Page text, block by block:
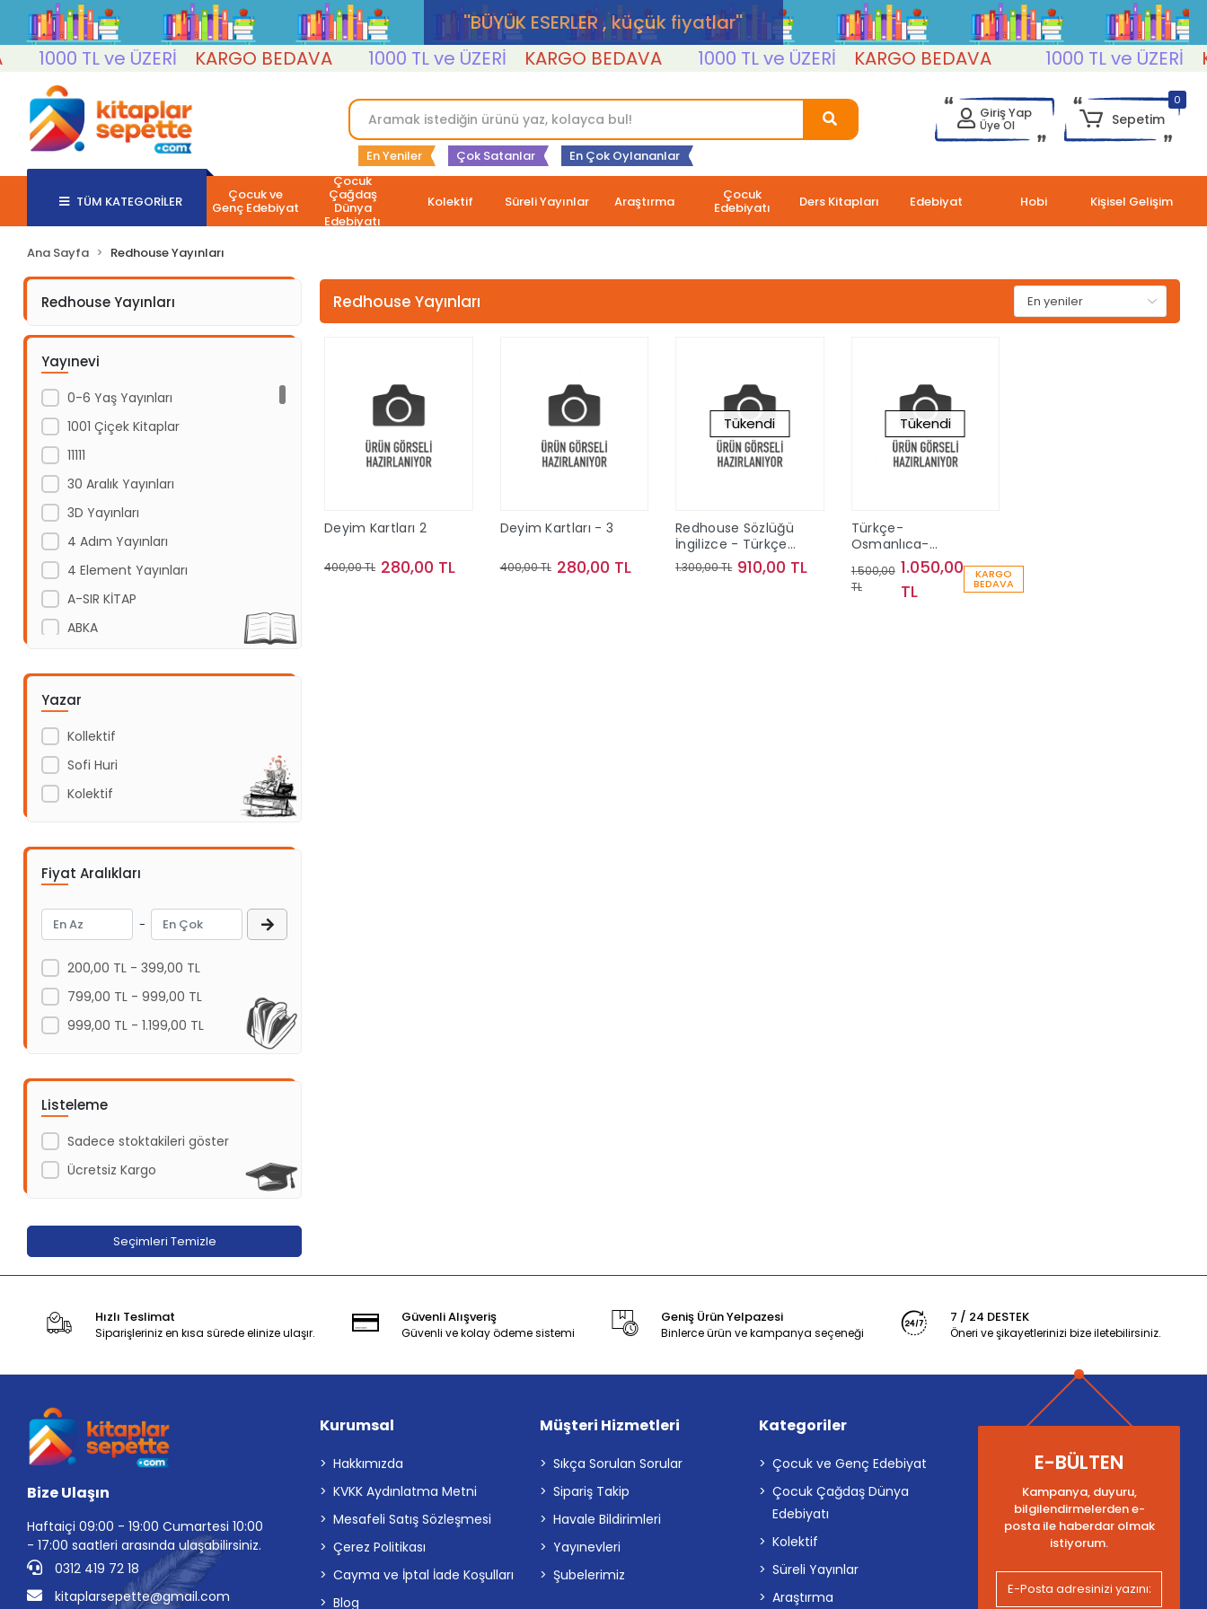
''BÜYÜK ESERLER , küçük fiyatlar''
1000 TL ve ÜZERİ
KARGO BEDAVA 1000 TL ve ÜZERİ KARGO BEDAVA 1000 TL ve ÜZERİ KARGO BEDAVA 1000 TL ve ÜZERİ
En Yeniler Çok Satanlar En Çok Oylananlar
Giriş Yap
Üye Ol
0
Sepetim
TÜM KATEGORİLER Çocuk ve
Genç Edebiyat
Çocuk
Çağdaş
Dünya
Edebiyatı
Kolektif Süreli Yayınlar Araştırma Çocuk
Edebiyatı Ders Kitapları Edebiyat Hobi Kişisel Gelişim
Ana Sayfa Redhouse Yayınları
Redhouse Yayınları
Yayınevi
0-6 Yaş Yayınları
1001 Çiçek Kitaplar
11111
30 Aralık Yayınları
3D Yayınları
4 Adım Yayınları
4 Element Yayınları
A-SIR KİTAP
ABKA
Acil Yayınları
Açı Yayınları
ADAKÜLTÜR
Adam Yayınları
Aganta Yayınları
Agapi Yayınları
Aihao
Aile Yayınları
Akabe ahediyelik
AKABE HEDİYELİK
Akademi Çocuk - Funny Mat
Akademi Denizi Yayınları
Akaşa Yayınları
Akçağ Yayınları
Akıl Çelen Kitaplar
Akılçelen kitapları
Alabanda Yayınları
Alem Yayınları
Alfa Yayınları
Alter Yayıncılık
Altın Çocuk
Altın Karma Komisyon
Altın Karma Yayınları
Altın Kitaplar
Altın Kitaplar - Bayilik
Altın Kitaplar - Boyama ve Çocuk
Yazar
Kollektif
Sofi Huri
Kolektif
Fiyat Aralıkları
-
200,00 TL - 399,00 TL
799,00 TL - 999,00 TL
999,00 TL - 1.199,00 TL
Listeleme
Sadece stoktakileri göster
Ücretsiz Kargo
Seçimleri Temizle
Redhouse Yayınları
Deyim Kartları 2
400,00 TL 280,00 TL
Deyim Kartları - 3
400,00 TL 280,00 TL
Tükendi
Redhouse Sözlüğü
İngilizce - Türkçe
(Ciltli)
1.300,00 TL 910,00 TL
Tükendi
Türkçe-
Osmanlıca-
İngilizce Redhouse
Sözlüğü (Ciltli)
1.500,00
TL
1.050,00
TL
KARGO
BEDAVA
Hızlı Teslimat
Siparişleriniz en kısa sürede elinize ulaşır.
Güvenli Alışveriş
Güvenli ve kolay ödeme sistemi
Geniş Ürün Yelpazesi
Binlerce ürün ve kampanya seçeneği
7 / 24 DESTEK
Öneri ve şikayetlerinizi bize iletebilirsiniz.
Bize Ulaşın
Haftaiçi 09:00 - 19:00 Cumartesi 10:00
- 17:00 saatleri arasında ulaşabilirsiniz.
0312 419 72 18
kitaplarsepette@gmail.com
Kurumsal
Hakkımızda
KVKK Aydınlatma Metni
Mesafeli Satış Sözleşmesi
Çerez Politikası
Cayma ve İptal İade Koşulları
Blog
Müşteri Hizmetleri
Sıkça Sorulan Sorular
Sipariş Takip
Havale Bildirimleri
Yayınevleri
Şubelerimiz
Kategoriler
Çocuk ve Genç Edebiyat
Çocuk Çağdaş Dünya
Edebiyatı
Kolektif
Süreli Yayınlar
Araştırma
E-BÜLTEN
Kampanya, duyuru,
bilgilendirmelerden e-
posta ile haberdar olmak
istiyorum.